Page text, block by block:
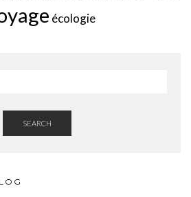
écologie
SEARCH